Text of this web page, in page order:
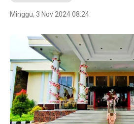
Minggu, 3 Nov 2024 08:24